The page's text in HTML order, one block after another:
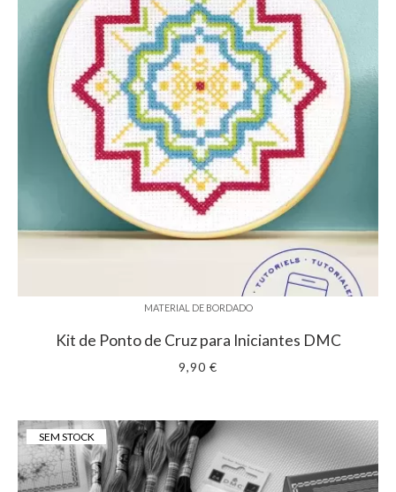
MATERIAL DE BORDADO
Kit de Ponto de Cruz para Iniciantes DMC
9,90 €
SEM STOCK